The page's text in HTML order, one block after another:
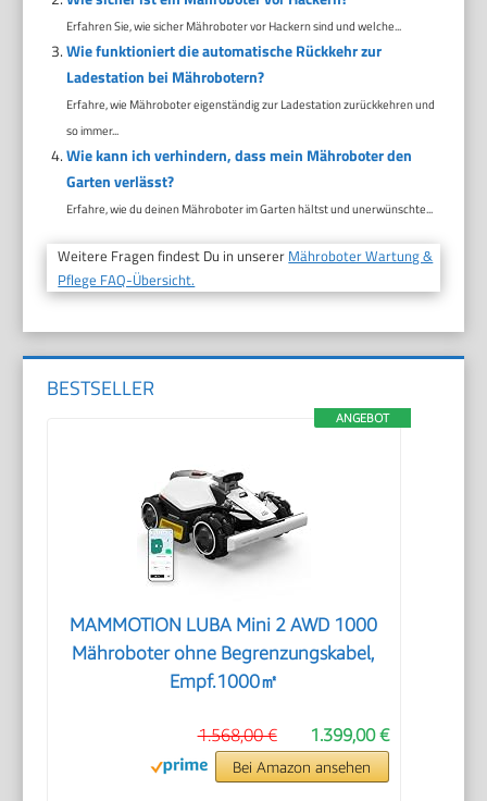
Erfahren Sie, wie sicher Mähroboter vor Hackern sind und welche...
Wie funktioniert die automatische Rückkehr zur
Ladestation bei Mährobotern?
Erfahre, wie Mähroboter eigenständig zur Ladestation zurückkehren und
so immer...
Wie kann ich verhindern, dass mein Mähroboter den
Garten verlässt?
Erfahre, wie du deinen Mähroboter im Garten hältst und unerwünschte...
Weitere Fragen findest Du in unserer Mähroboter Wartung &
Pflege FAQ-Übersicht.
BESTSELLER
ANGEBOT
MAMMOTION LUBA Mini 2 AWD 1000
Mähroboter ohne Begrenzungskabel,
Empf.1000㎡
1.399,00 €
1.568,00 €
Bei Amazon ansehen